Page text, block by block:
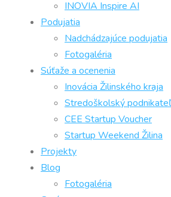
INOVIA Inspire AI
Podujatia
Nadchádzajúce podujatia
Fotogaléria
Súťaže a ocenenia
Inovácia Žilinského kraja
Stredoškolský
CEE Startup Voucher
Startup Weekend Žilina
Projekty
Blog
Fotogaléria